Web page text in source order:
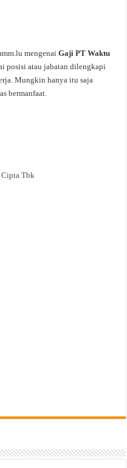
mengenaiGaji PT Waktu
posisi atau jabatan dilengkapi
Mungkin hanya itu saja
bermanfaat.
Cipta Tbk